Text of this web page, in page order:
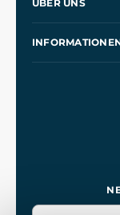
Kontakt
ÜBER UNS